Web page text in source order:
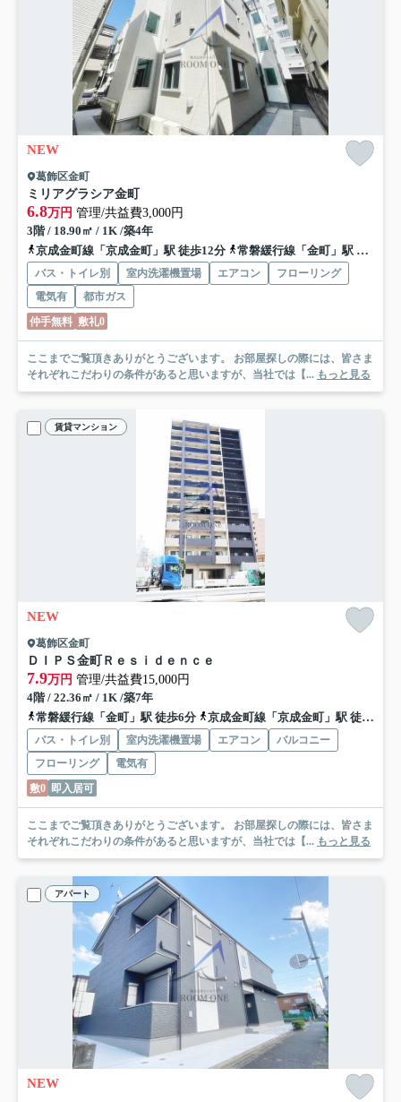
NEW
葛飾区金町
ミリアグラシア金町
6.8万円 管理/共益費3,000円
3階 / 18.90㎡ / 1K /築4年
京成金町線「京成金町」駅 徒歩12分
常磐緩行線「金町」駅 徒歩12分
バス・トイレ別 室内洗濯機置場 エアコン
フローリング
電気有
都市ガス
仲手無料 敷礼0
ここまでご覧頂きありがとうございます。 お部屋探しの際には、皆さま
それぞれこだわりの条件があると思いますが、当社では【... もっと見る
賃貸マンション
NEW
葛飾区金町
ＤＩＰＳ金町Ｒｅｓｉｄｅｎｃｅ
7.9万円 管理/共益費15,000円
4階 / 22.36㎡ / 1K /築7年
常磐緩行線「金町」駅 徒歩6分
京成金町線「京成金町」駅 徒歩6分
バス・トイレ別 室内洗濯機置場 エアコン
バルコニー
フローリング
電気有
敷0 即入居可
ここまでご覧頂きありがとうございます。 お部屋探しの際には、皆さま
それぞれこだわりの条件があると思いますが、当社では【... もっと見る
アパート
NEW